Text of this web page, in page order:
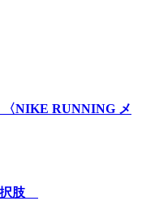
NIKE RUNNING メ
択肢